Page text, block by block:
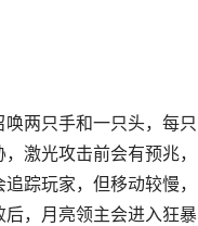
两只手和一只头，每只
激光攻击前会有预兆，
踪玩家，但移动较慢，
，月亮领主会进入狂暴